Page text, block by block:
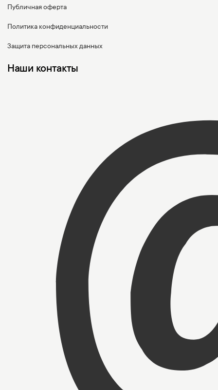
Публичная оферта
Политика конфиденциальности
Защита персональных данных
Наши контакты